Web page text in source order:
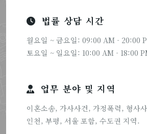
법률 상담 시간
월요일 ~ 금요일: 09:00 AM - 20:00
토요일 ~ 일요일: 10:00 AM - 18:00
업무 분야 및 지역
이혼소송, 가사사건, 가정폭력, 형사
인천, 부평, 서울 포함, 수도권 지역.